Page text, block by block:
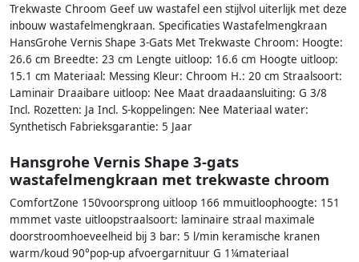
Trekwaste Chroom Geef uw wastafel een stijlvol uiterlijk met deze
inbouw wastafelmengkraan. Specificaties Wastafelmengkraan
HansGrohe Vernis Shape 3-Gats Met Trekwaste Chroom: Hoogte:
26.6 cm Breedte: 23 cm Lengte uitloop: 16.6 cm Hoogte uitloop:
15.1 cm Materiaal: Messing Kleur: Chroom H.: 20 cm Straalsoort:
Laminair Draaibare uitloop: Nee Maat draadaansluiting: G 3/8
Incl. Rozetten: Ja Incl. S-koppelingen: Nee Materiaal water:
Synthetisch Fabrieksgarantie: 5 Jaar
Hansgrohe Vernis Shape 3-gats
wastafelmengkraan met trekwaste chroom
ComfortZone 150voorsprong uitloop 166 mmuitloophoogte: 151
mmmet vaste uitloopstraalsoort: laminaire straal maximale
doorstroomhoeveelheid bij 3 bar: 5 l/min keramische kranen
warm/koud 90°pop-up afvoergarnituur G 1¼materiaal